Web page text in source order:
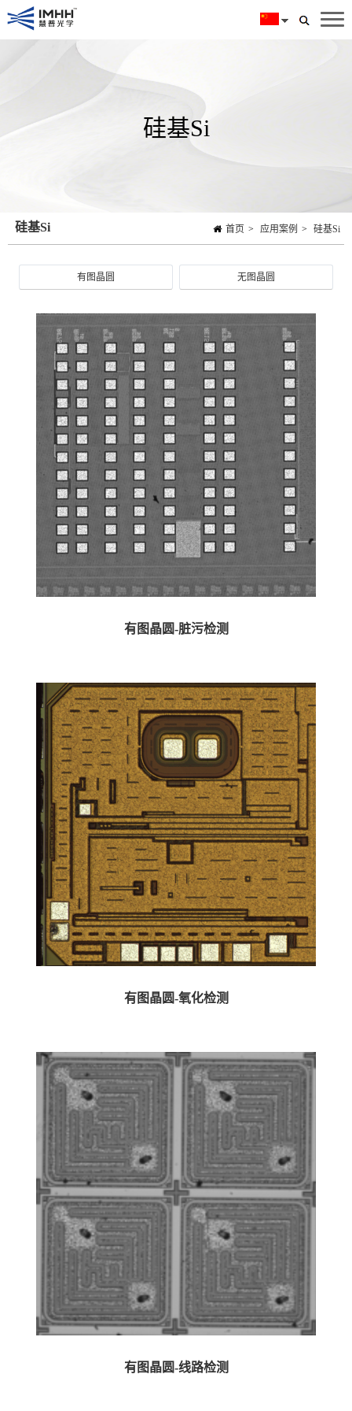
硅基Si
首页 > 应用案例 > 硅基Si
硅基Si
有图晶圆 无图晶圆
有图晶圆-脏污检测
有图晶圆-氧化检测
有图晶圆-线路检测